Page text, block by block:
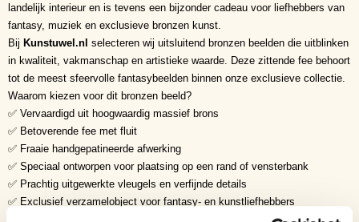
landelijk interieur en is tevens een bijzonder cadeau voor liefhebbers van
fantasy, muziek en exclusieve bronzen kunst.
Bij Kunstuwel.nl selecteren wij uitsluitend bronzen beelden die uitblinken
in kwaliteit, vakmanschap en artistieke waarde. Deze zittende fee behoort
tot de meest sfeervolle fantasybeelden binnen onze exclusieve collectie.
Waarom kiezen voor dit bronzen beeld?
✅ Vervaardigd uit hoogwaardig massief brons
✅ Betoverende fee met fluit
✅ Fraaie handgepatineerde afwerking
✅ Speciaal ontworpen voor plaatsing op een rand of vensterbank
✅ Prachtig uitgewerkte vleugels en verfijnde details
✅ Exclusief verzamelobject voor fantasy- en kunstliefhebbers